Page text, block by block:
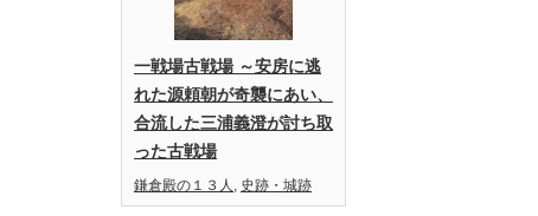
一戦場古戦場 ～安房に逃
れた源頼朝が奇襲にあい、
合流した三浦義澄が討ち取
った古戦場
鎌倉殿の１３人 , 史跡・城跡